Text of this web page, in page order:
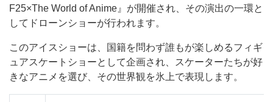
F25×The World of Anime』が開催され、その演出の一環と
してドローンショーが行われます。
このアイスショーは、国籍を問わず誰もが楽しめるフィギ
ュアスケートショーとして企画され、スケーターたちが好
きなアニメを選び、その世界観を氷上で表現します。